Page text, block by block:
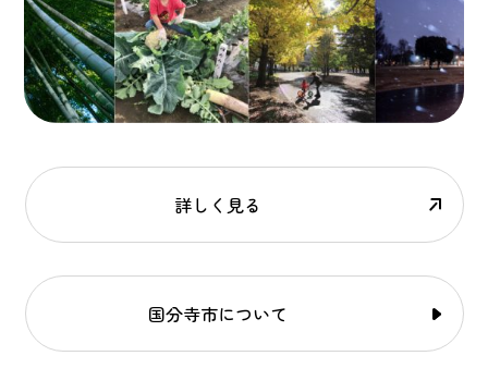
詳しく見る
国分寺市について